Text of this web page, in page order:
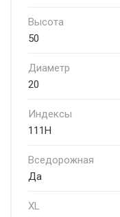
Высота
50
Диаметр
20
Индексы
111H
Вседорожная
Да
XL